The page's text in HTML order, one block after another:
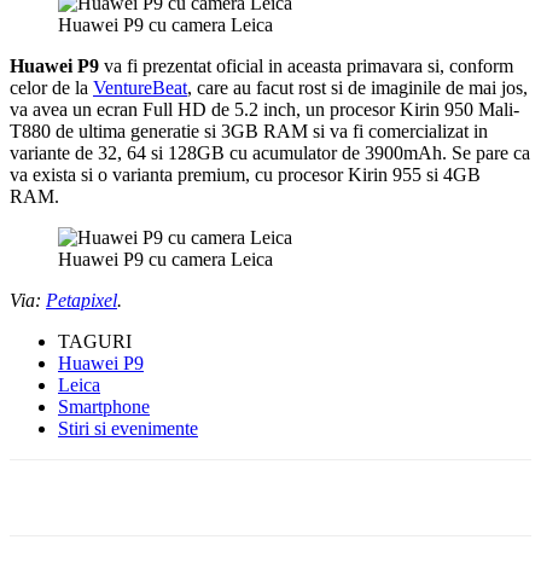
Huawei P9 cu camera Leica
Huawei P9 va fi prezentat oficial in aceasta primavara si, conform
celor de la VentureBeat, care au facut rost si de imaginile de mai jos,
va avea un ecran Full HD de 5.2 inch, un procesor Kirin 950 Mali-
T880 de ultima generatie si 3GB RAM si va fi comercializat in
variante de 32, 64 si 128GB cu acumulator de 3900mAh. Se pare ca
va exista si o varianta premium, cu procesor Kirin 955 si 4GB
RAM.
Huawei P9 cu camera Leica
Via: Petapixel.
TAGURI
Huawei P9
Leica
Smartphone
Stiri si evenimente